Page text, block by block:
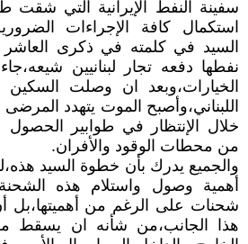
سفينة النفط الإيرانية التي شقت
استكمال كافة الإجراءات
السيد في كلمته في ذكرى
نفطها دفعه تجار لبنانيين
الخيارات،وبعد ان وصلت السكين
اللبناني،وأصبح الموت يتهدد
خلال الإنتظار في طوابير الحصول
من محطات الوقود والأفران.
والجميع يدرك بأن خطوة السيد
أهمية وصول واستلام هذه
شحنات على الرغم من
هذا الجانب،من شأنه ان يسقط